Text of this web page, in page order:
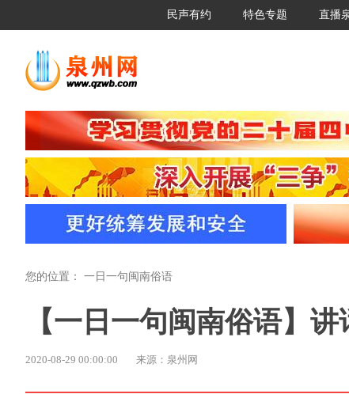
民声有约 特色专题 直播
您的位置： 一日一句闽南俗语
【一日一句闽南俗语】
2020-08-29 00:00:00 来源：泉州网